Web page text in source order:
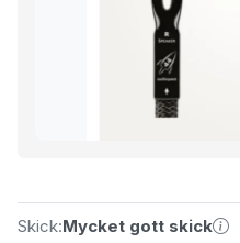
Skick:Mycket gott skick